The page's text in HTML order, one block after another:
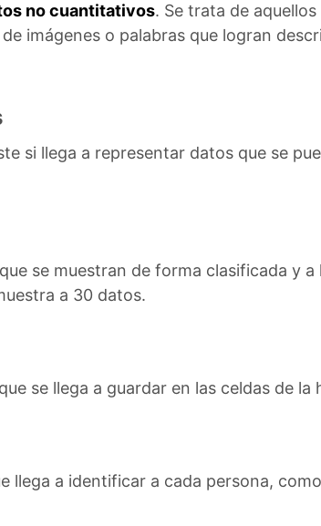
no cuantitativos. Se trata de
imágenes o palabras que logran
si llega a representar datos que se
se muestran de forma clasificada y
a 30 datos.
se llega a guardar en las celdas de la
llega a identificar a cada persona,